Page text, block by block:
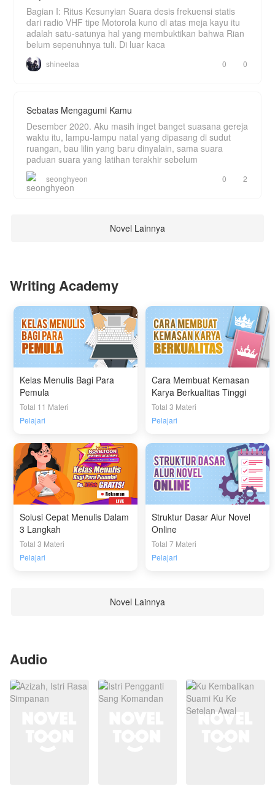
Bagian I: Ritus Kesunyian Suara desis frekuensi statis
dari radio VHF tipe Motorola kuno di atas meja kayu itu
adalah satu-satunya hal yang membuktikan bahwa Rian
belum sepenuhnya tuli. Di luar kaca
shineelaa 0 0
Sebatas Mengagumi Kamu
Desember 2020. Aku masih inget banget suasana gereja
waktu itu, lampu-lampu natal yang dipasang di sudut
ruangan, bau lilin yang baru dinyalain, sama suara
paduan suara yang latihan terakhir sebelum
seonghyeon 0 2
Novel Lainnya
Writing Academy
Kelas Menulis Bagi Para
Pemula
Total 11 Materi
Pelajari
Cara Membuat Kemasan
Karya Berkualitas Tinggi
Total 3 Materi
Pelajari
Solusi Cepat Menulis Dalam
3 Langkah
Total 3 Materi
Pelajari
Struktur Dasar Alur Novel
Online
Total 7 Materi
Pelajari
Novel Lainnya
Audio